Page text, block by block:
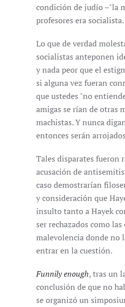
condición de judío –"la
profesores era socialista.
Lo que de verdad
socialistas anteponen
y nada peor que el
si alguna vez fueran
que ustedes "no
amigas se rían de otras
machistas. Y nunca
entonces serán
Tales disparates fueron
acusación de
caso demostrarían
y consideración que
insulto tanto a Hayek
ser rechazados como
malevolencia donde no
entrar en la cuestión.
Funnily enough, tras un
conclusión de que no
se organizó un